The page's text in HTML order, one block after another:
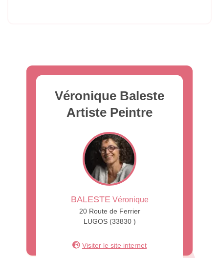
Véronique Baleste
Artiste Peintre
BALESTEVéronique
LUGOS (33830 )
Visiter le site internet